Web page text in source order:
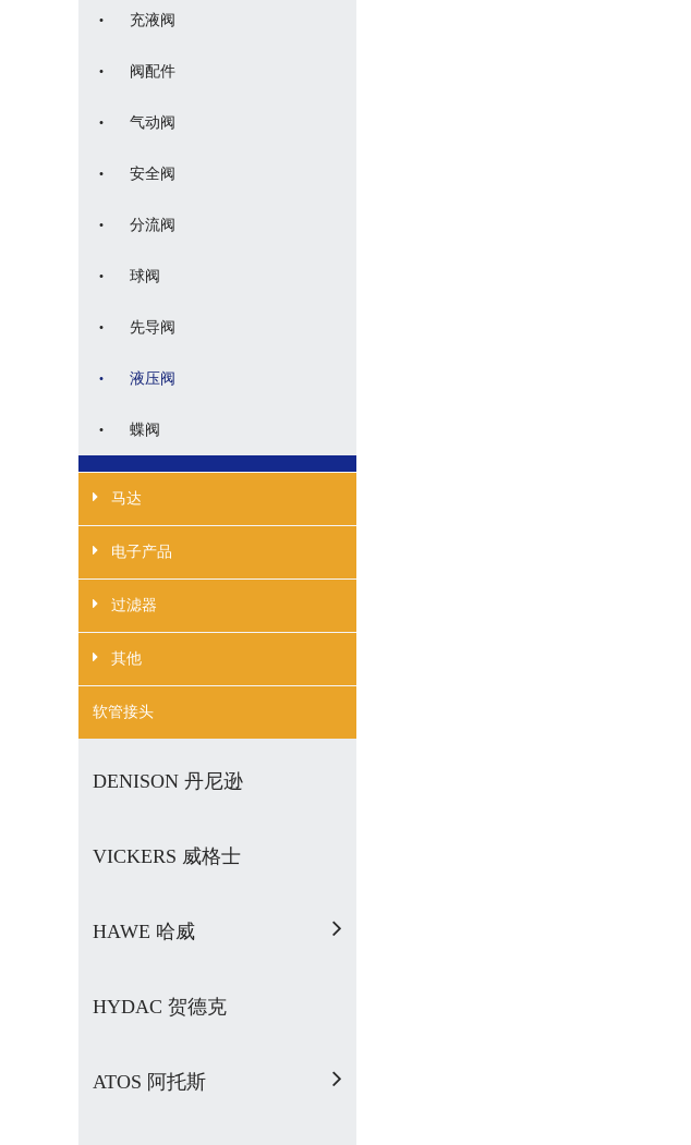
· 充液阀
· 阀配件
· 气动阀
· 安全阀
· 分流阀
· 球阀
· 先导阀
· 液压阀
· 蝶阀
马达
电子产品
过滤器
其他
软管接头
DENISON 丹尼逊
VICKERS 威格士
HAWE 哈威
HYDAC 贺德克
ATOS 阿托斯